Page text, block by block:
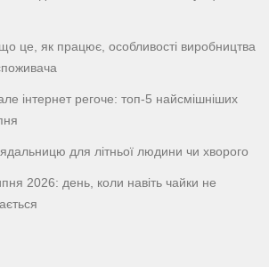
це, як працює, особливості виробництва
інтернет регоче: топ-5 найсмішніших
для літньої людини чи хворого
2026: день, коли навіть чайки не